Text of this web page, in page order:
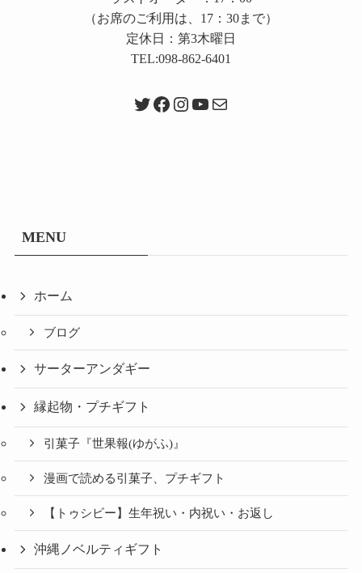
（お席のご利用は、17：30まで）
定休日：第3木曜日
TEL:098-862-6401
Twitter
Facebook
Instagram
YouTube
メール
MENU
ホーム
ブログ
サーターアンダギー
縁起物・プチギフト
引菓子『世果報(ゆがふ)』
漫画で読める引菓子、プチギフト
【トゥシビー】生年祝い・内祝い・お返し
沖縄ノベルティギフト